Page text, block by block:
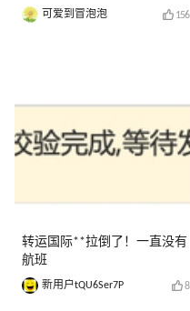
可爱到冒泡泡 156
转运国际**拉倒了！一直没有
航班
新用户tQU6Ser7P 8